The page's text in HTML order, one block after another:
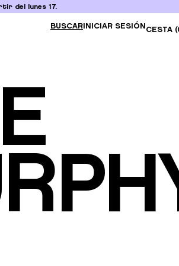
del lunes 17.
BUSCAR INICIAR SESIÓN CESTA